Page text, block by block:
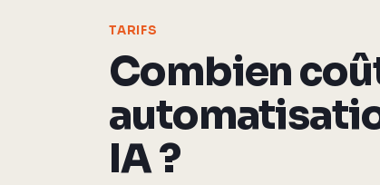
TARIFS
Combien
IA ?